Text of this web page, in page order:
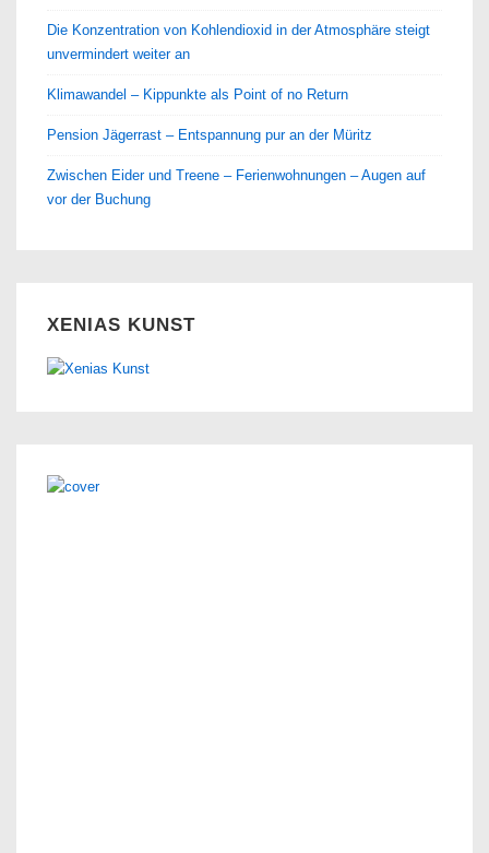
Die Konzentration von Kohlendioxid in der Atmosphäre steigt
unvermindert weiter an
Klimawandel – Kippunkte als Point of no Return
Pension Jägerrast – Entspannung pur an der Müritz
Zwischen Eider und Treene – Ferienwohnungen – Augen auf
vor der Buchung
XENIAS KUNST